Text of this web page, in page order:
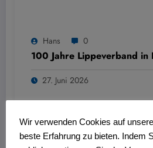
Hans 0
100 Jahre Lippeverband in
27. Juni 2026
Wir verwenden Cookies auf
beste Erfahrung zu bieten. Indem